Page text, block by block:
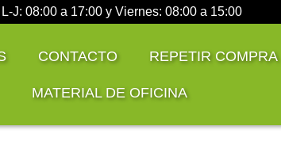
L-J: 08:00 a 17:00 y Viernes: 08:00 a 15:00
CONTACTO REPETIR COMPRA
MATERIAL DE OFICINA